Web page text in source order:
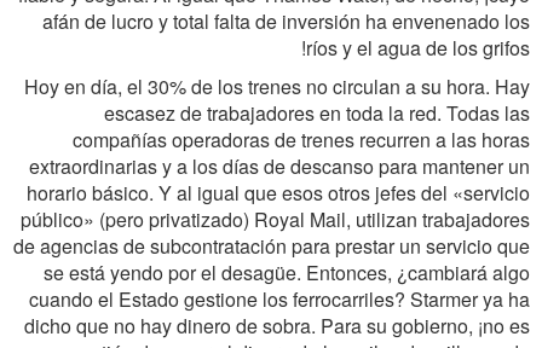
afán de lucro y total falta de inversión ha envenenado los
ríos y el agua de los grifos!
Hoy en día, el 30% de los trenes no circulan a su hora. Hay
escasez de trabajadores en toda la red. Todas las
compañías operadoras de trenes recurren a las horas
extraordinarias y a los días de descanso para mantener un
horario básico. Y al igual que esos otros jefes del «servicio
público» (pero privatizado) Royal Mail, utilizan trabajadores
de agencias de subcontratación para prestar un servicio que
se está yendo por el desagüe. Entonces, ¿cambiará algo
cuando el Estado gestione los ferrocarriles? Starmer ya ha
dicho que no hay dinero de sobra. Para su gobierno, ¡no es